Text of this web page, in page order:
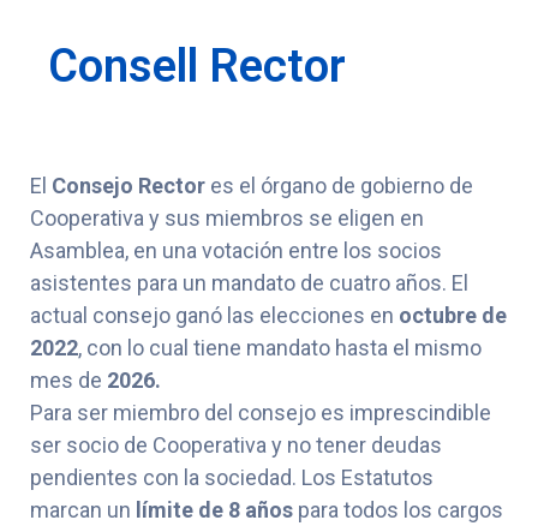
Consell Rector
El Consejo Rector es el órgano de gobierno de
Cooperativa y sus miembros se eligen en
Asamblea, en una votación entre los socios
asistentes para un mandato de cuatro años. El
actual consejo ganó las elecciones en octubre de
2022, con lo cual tiene mandato hasta el mismo
mes de 2026.
Para ser miembro del consejo es imprescindible
ser socio de Cooperativa y no tener deudas
pendientes con la sociedad. Los Estatutos
marcan un límite de 8 años para todos los cargos